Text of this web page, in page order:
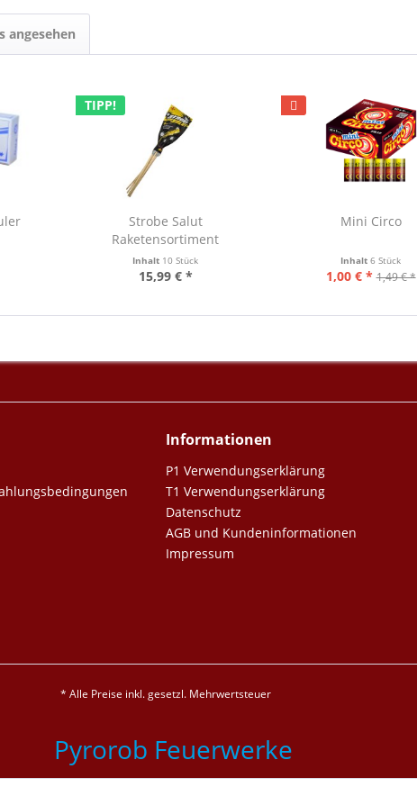
angesehen
TIPP!
Strobe Salut
Raketensortiment
Inhalt 10 Stück
15,99 € *
Mini Circo
Inhalt6 Stück
1,00 € * 1,49 € *
Informationen
P1 Verwendungserklärung
T1 Verwendungserklärung
Datenschutz
AGB und Kundeninformationen
Impressum
* Alle Preise inkl. gesetzl. Mehrwertsteuer